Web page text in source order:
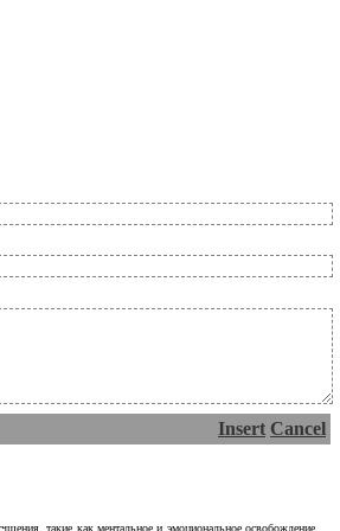
Insert Cancel
такие как ментальное и эмоциональное освобождение.